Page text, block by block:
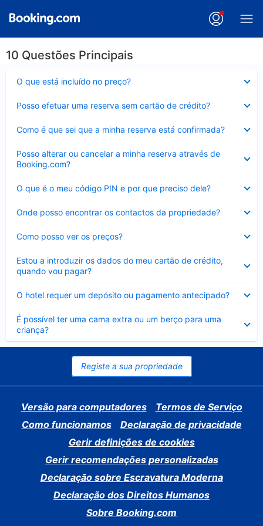
10 Questões Principais
O que está incluído no preço?
fechado
Posso efetuar uma reserva sem cartão de crédito?
fechado
Como é que sei que a minha reserva está confirmada?
fechado
Posso alterar ou cancelar a minha reserva através de
Booking.com?
fechado
O que é o meu código PIN e por que preciso dele?
fechado
Onde posso encontrar os contactos da propriedade?
fechado
Como posso ver os preços?
fechado
Estou a introduzir os dados do meu cartão de crédito,
quando vou pagar?
fechado
O hotel requer um depósito ou pagamento antecipado?
fechado
É possível ter uma cama extra ou um berço para uma
criança?
Elemento
fechado
Registe a sua propriedade
Versão para computadores
Termos de Serviço
Como funcionamos
Declaração de privacidade
Gerir definições de cookies
Gerir recomendações personalizadas
Declaração sobre Escravatura Moderna
Declaração dos Direitos Humanos
Sobre Booking.com